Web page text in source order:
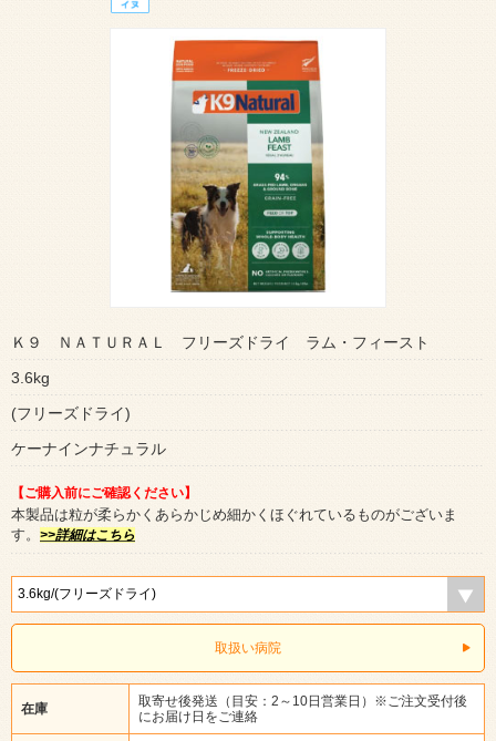
Ｋ９ ＮＡＴＵＲＡＬ フリーズドライ ラム・フィースト
3.6kg
(フリーズドライ)
ケーナインナチュラル
【ご購入前にご確認ください】
本製品は粒が柔らかくあらかじめ細かくほぐれているものがございま
す。 >>詳細はこちら
取扱い病院
在庫
取寄せ後発送（目安：2～10日営業日）※ご注文受付後
にお届け日をご連絡